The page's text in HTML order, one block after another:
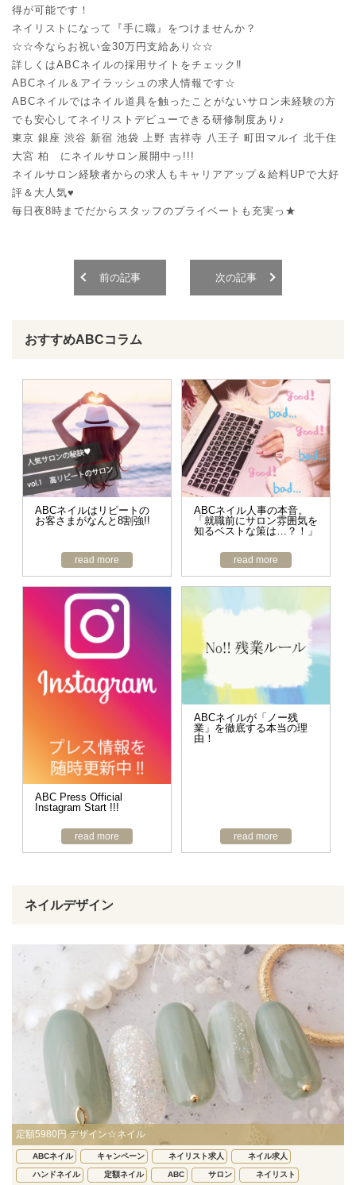
得が可能です！
ネイリストになって『手に職』をつけませんか？
☆☆今ならお祝い金30万円支給あり☆☆
詳しくはABCネイルの採用サイトをチェック‼︎
ABCネイル＆アイラッシュの求人情報です☆
ABCネイルではネイル道具を触ったことがないサロン未経験の方
でも安心してネイリストデビューできる研修制度あり♪
東京 銀座 渋谷 新宿 池袋 上野 吉祥寺 八王子 町田マルイ 北千住
大宮 柏 にネイルサロン展開中っ!!!
ネイルサロン経験者からの求人もキャリアアップ＆給料UPで大好
評＆大人気♥
毎日夜8時までだからスタッフのプライベートも充実っ★
前の記事 次の記事
おすすめABCコラム
ABCネイルはリピートの
お客さまがなんと8割強!!
read more
ABCネイル人事の本音。
「就職前にサロン雰囲気を
知るベストな策は…？！」
read more
ABC Press Official
Instagram Start !!!
read more
ABCネイルが「ノー残
業」を徹底する本当の理
由！
read more
ネイルデザイン
定額5980円 デザイン☆ネイル
ABCネイル キャンペーン ネイリスト求人 ネイル求人
ハンドネイル 定額ネイル ABC サロン ネイリスト